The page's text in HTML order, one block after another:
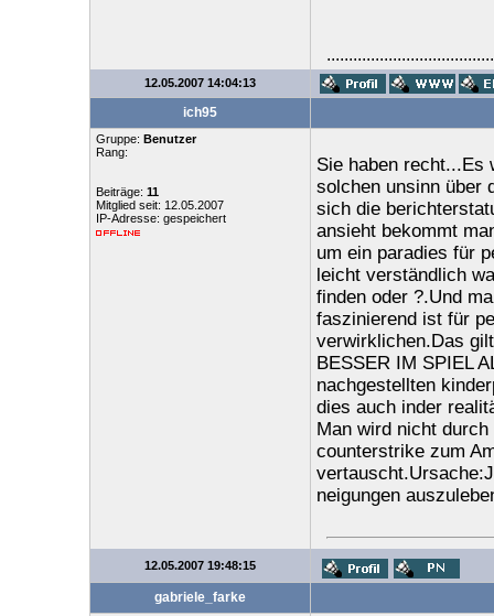
12.05.2007 14:04:13
ich95
Gruppe: Benutzer
Rang:
Beiträge: 11
Mitglied seit: 12.05.2007
IP-Adresse: gespeichert
Sie haben recht...Es
solchen unsinn über
sich die
ansieht bekommt
um ein paradies für
leicht verständlich
finden oder ?.Und
faszinierend ist für
verwirklichen.Das
BESSER IM SPIEL
nachgestellten
dies auch inder
Man wird nicht
counterstrike zum
neigungen
12.05.2007 19:48:15
gabriele_farke